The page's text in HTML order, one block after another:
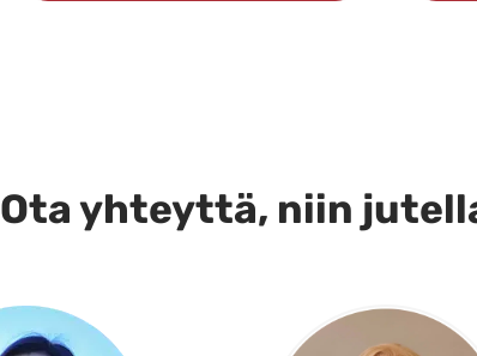
Ota yhteyttä, niin